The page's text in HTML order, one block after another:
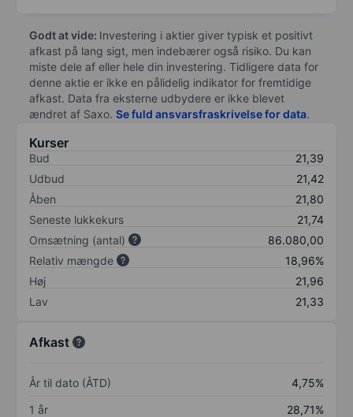
Godt at vide: Investering i aktier giver typisk et positivt
afkast på lang sigt, men indebærer også risiko. Du kan
miste dele af eller hele din investering. Tidligere data for
denne aktie er ikke en pålidelig indikator for fremtidige
afkast. Data fra eksterne udbydere er ikke blevet
ændret af Saxo. Se fuld ansvarsfraskrivelse for data.
Kurser
Bud
21,39
Udbud
21,42
Åben
21,80
Seneste lukkekurs
21,74
Omsætning (antal)
86.080,00
Relativ mængde
18,96%
Høj
21,96
Lav
21,33
Afkast
År til dato (ÅTD)
4,75%
1 år
28,71%